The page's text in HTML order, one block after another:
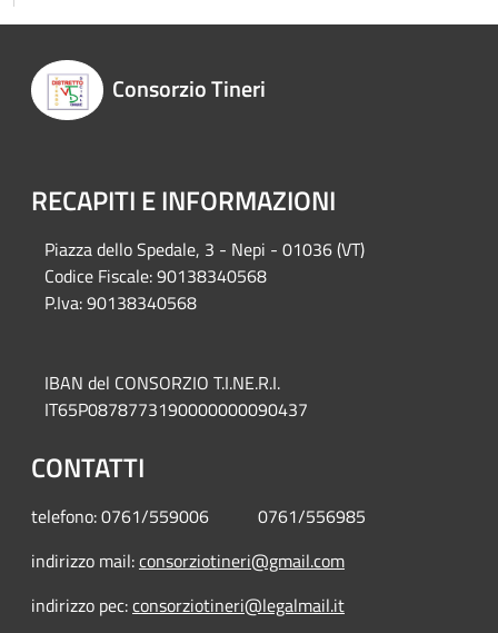
Consorzio Tineri
RECAPITI E INFORMAZIONI
Piazza dello Spedale, 3 - Nepi - 01036 (VT)
Codice Fiscale: 90138340568
P.Iva: 90138340568
IBAN del CONSORZIO T.I.NE.R.I.
IT65P0878773190000000090437
CONTATTI
telefono: 0761/559006 0761/556985
indirizzo mail:consorziotineri@gmail.com
indirizzo pec:consorziotineri@legalmail.it